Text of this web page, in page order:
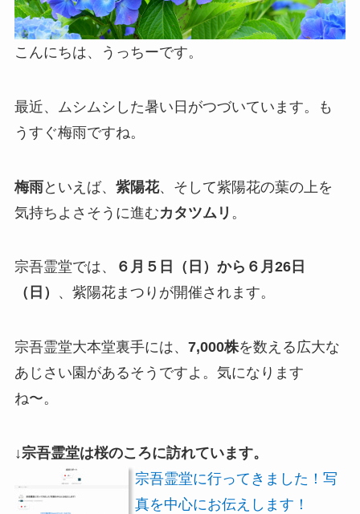
こんにちは、うっちーです。
最近、ムシムシした暑い日がつづいています。も
うすぐ梅雨ですね。
梅雨といえば、 紫陽花、そして紫陽花の葉の上を
気持ちよさそうに進むカタツムリ 。
宗吾霊堂では、
６月５日（日）から６月26日
（日）
、紫陽花まつりが開催されます。
宗吾霊堂大本堂裏手には、 7,000株を数える広大な
あじさい園があるそうですよ。気になります
ね〜。
↓宗吾霊堂は桜のころに訪れています。
宗吾霊堂に行ってきました！写
真を中心にお伝えします！